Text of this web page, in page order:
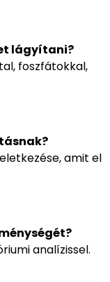
lágyítani?
foszfátokkal,
amit el
analízissel.